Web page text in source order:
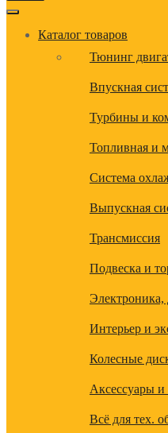
Каталог товаров
Тюнинг
Впускная
Турбины и
Топливная и
Система
Выпускная
Трансмиссия
Подвеска и
Интерьер и
Колесные
Аксессуары
Всё для тех.